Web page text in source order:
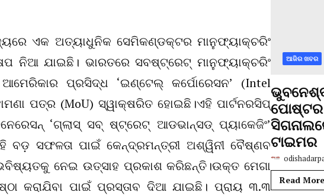
ଏକ ଅତ୍ୟାଧୁନିକ ସେମିକଣ୍ଡକ୍ଟର ମାନୁଫ୍ୟାକ୍ଚରିଂ
ଯାଇଛି। ଭାରତରେ ସବଷ୍ଟ୍ରେଟ୍ ମାନୁଫ୍ୟାକ୍ଚରିଂ
ପ୍ରସିଦ୍ଧ ‘ଇଣ୍ଟେଲ୍ କର୍ପୋରେସନ’ (Intel
ପତ୍ର (MoU) ସ୍ୱାକ୍ଷରିତ ହୋଇଛି।ଏହି ପାର୍ଟନରସିପ୍
‘ଗ୍ଲାସ୍ ସବ୍ ଷ୍ଟ୍ରେଟ୍ ଆଡଭାନ୍ସଡ୍ ପ୍ୟାକେଜିଂ’
ବଡ଼ ସଫଳତା ପାଇଁ କେନ୍ଦ୍ରମନ୍ତ୍ରୀ ଅଶ୍ୱିନୀ ବୈଷ୍ଣବ
ନେଇ ଉତ୍ସାହ ପ୍ରକାଶ କରିଛନ୍ତି।ଉକ୍ତ ମେଗା
କରାଯିବା ପାଇଁ ପ୍ରସ୍ତାବ ଦିଆ ଯାଇଛି। ପ୍ରାୟ ୩.୩
ଆଜିର ଖବର
ପୋଷ୍ଟର
ଟାଇମର
Read More